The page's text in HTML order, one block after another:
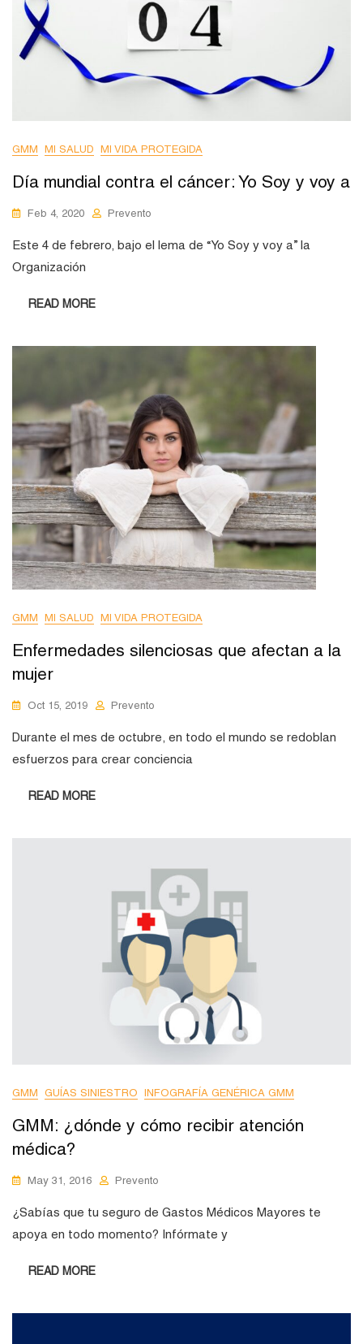
GMM MI SALUD MI VIDA PROTEGIDA
Día mundial contra el cáncer: Yo Soy y voy a
Feb 4, 2020 Prevento
Este 4 de febrero, bajo el lema de “Yo Soy y voy a” la
Organización
READ MORE
GMM MI SALUD MI VIDA PROTEGIDA
Enfermedades silenciosas que afectan a la
mujer
Oct 15, 2019 Prevento
Durante el mes de octubre, en todo el mundo se redoblan
esfuerzos para crear conciencia
READ MORE
GMM GUÍAS SINIESTRO INFOGRAFÍA GENÉRICA GMM
GMM: ¿dónde y cómo recibir atención
médica?
May 31, 2016 Prevento
¿Sabías que tu seguro de Gastos Médicos Mayores te
apoya en todo momento? Infórmate y
READ MORE